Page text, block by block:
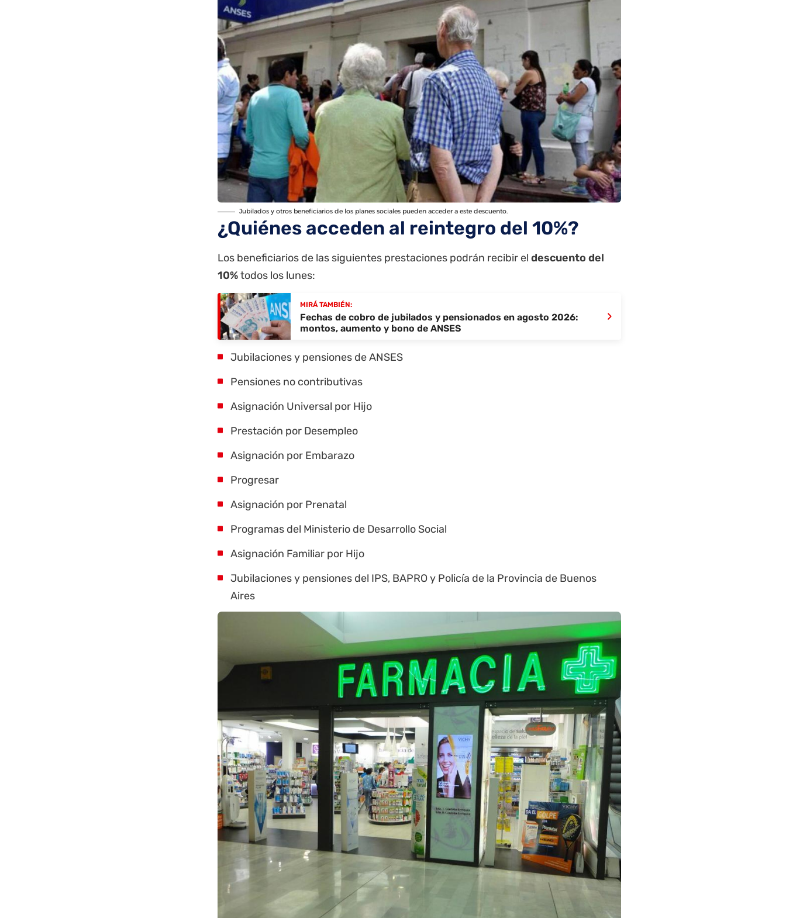
Jubilados y otros beneficiarios de los planes sociales pueden acceder a este descuento.
¿Quiénes acceden al reintegro del 10%?
Los beneficiarios de las siguientes prestaciones podrán recibir el descuento del
10%todos los lunes:
MIRÁ TAMBIÉN:
Fechas de cobro de jubilados y pensionados en agosto 2026:
montos, aumento y bono de ANSES
›
Jubilaciones y pensiones de ANSES
Pensiones no contributivas
Asignación Universal por Hijo
Prestación por Desempleo
Asignación por Embarazo
Progresar
Asignación por Prenatal
Programas del Ministerio de Desarrollo Social
Asignación Familiar por Hijo
Jubilaciones y pensiones del IPS, BAPRO y Policía de la Provincia de Buenos
Aires